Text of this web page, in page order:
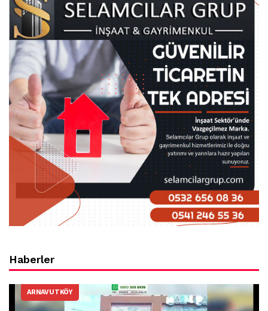
Haberler
ARNAVUTKÖY